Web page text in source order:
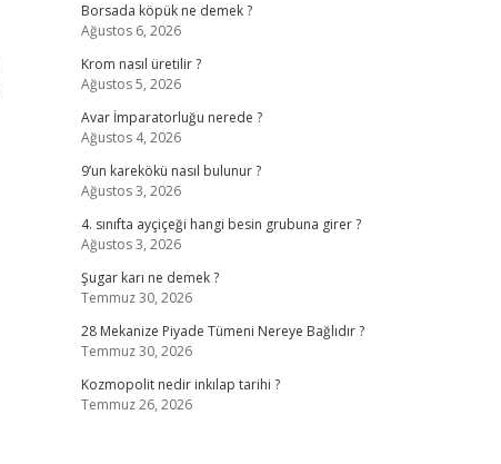
Borsada köpük ne demek ?
Ağustos 6, 2026
Krom nasıl üretilir ?
Ağustos 5, 2026
Avar İmparatorluğu nerede ?
Ağustos 4, 2026
9’un karekökü nasıl bulunur ?
Ağustos 3, 2026
4. sınıfta ayçiçeği hangi besin grubuna girer ?
Ağustos 3, 2026
Şugar karı ne demek ?
Temmuz 30, 2026
28 Mekanize Piyade Tümeni Nereye Bağlıdır ?
Temmuz 30, 2026
Kozmopolit nedir inkılap tarihi ?
Temmuz 26, 2026